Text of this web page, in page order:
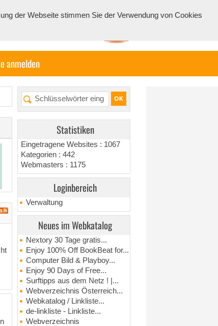
anmelden
Statistiken
Eingetragene Websites : 1067
Kategorien : 442
Webmasters : 1175
Loginbereich
Verwaltung
Neues im Webkatalog
Nextory 30 Tage gratis...
Enjoy 100% Off BookBeat for...
Computer Bild & Playboy...
Enjoy 90 Days of Free...
Surftipps aus dem Netz ! |...
Webverzeichnis Österreich...
Webkatalog / Linkliste...
de-linkliste - Linkliste...
Webverzeichnis
der Webseite stimmen Sie der Verwendung von Cookies